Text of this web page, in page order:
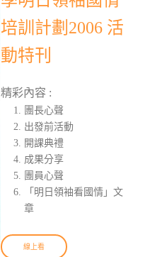
培訓計劃2006 活
動特刊
精彩內容 :
團長心聲
出發前活動
開課典禮
成果分享
團員心聲
「明日領袖看國情」文
章
線上看